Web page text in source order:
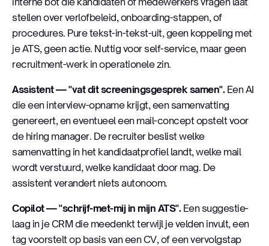
stellen over verlofbeleid, onboarding-stappen, of
procedures. Pure tekst-in-tekst-uit, geen koppeling met
je ATS, geen actie. Nuttig voor self-service, maar geen
recruitment-werk in operationele zin.
Assistent — "vat dit screeningsgesprek samen".Een AI
die een interview-opname krijgt, een samenvatting
genereert, en eventueel een mail-concept opstelt voor
de hiring manager. De recruiter beslist welke
samenvatting in het kandidaatprofiel landt, welke mail
wordt verstuurd, welke kandidaat door mag. De
assistent verandert niets autonoom.
Copilot — "schrijf-met-mij in mijn ATS".Een suggestie-
laag in je CRM die meedenkt terwijl je velden invult, een
tag voorstelt op basis van een CV, of een vervolgstap